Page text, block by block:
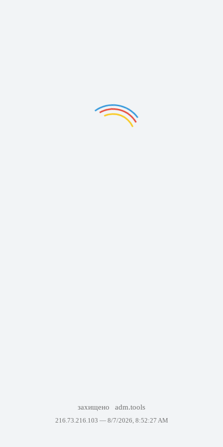
захищено adm.tools
216.73.216.103 — 8/7/2026, 8:52:27 AM